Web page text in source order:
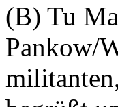
(B) Tu
Pankow/